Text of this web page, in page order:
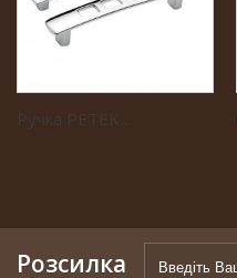
Ручка PETEK...
Розсилка